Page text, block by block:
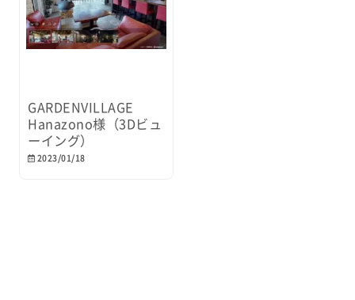
GARDENVILLAGE
Hanazono様（3Dビュ
ーイング）
2023/01/18